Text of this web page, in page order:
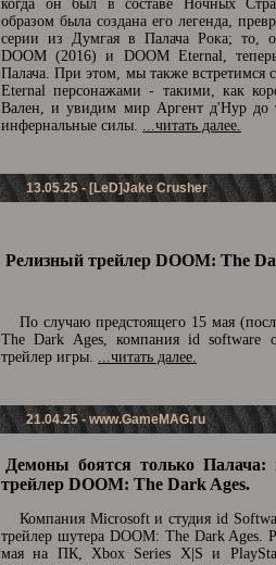
когда он был в составе Ночных
образом была создана его легенда,
серии из Думгая в Палача Рока; то, о
DOOM (2016) и DOOM Eternal,
Палача. При этом, мы также встретимся
Eternal персонажами - такими, как
Вален, и увидим мир Аргент д'Нур до
инфернальные силы. ...читать далее.
13.05.25 - [LeD]Jake Crusher
Релизный трейлер DOOM: The
По случаю предстоящего 15 мая
The Dark Ages, компания id software
трейлер игры. ...читать далее.
21.04.25 -www.GameMAG.ru
Демоны боятся только Палача:
трейлер DOOM: The Dark Ages.
Компания Microsoft и студия id
трейлер шутера DOOM: The Dark Ages.
мая на ПК, Xbox Series X|S и